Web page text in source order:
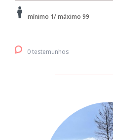
mínimo 1/ máximo 99
0 testemunhos